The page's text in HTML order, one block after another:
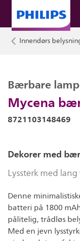
Innendørs
Mycena
Bærbare
8721103148469
Dekorer med
Lyssterk med
Denne
batteri på 1800
pålitelig, trådløs
Med en jevn